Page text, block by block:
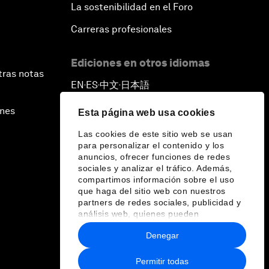
Esta página web usa cookies
Las cookies de este sitio web se usan
para personalizar el contenido y los
anuncios, ofrecer funciones de redes
sociales y analizar el tráfico. Además,
compartimos información sobre el uso
que haga del sitio web con nuestros
partners de redes sociales, publicidad y
análisis web, quienes pueden
combinarla con otra información que les
haya proporcionado o que hayan
recopilado a partir del uso que haya
hecho de sus servicios.
Permitir todas
Denegar
notas
La sostenibilidad en el Foro
Carreras profesionales
Ediciones en otros idiomas
EN ▪ ES▪中文▪ 日本語